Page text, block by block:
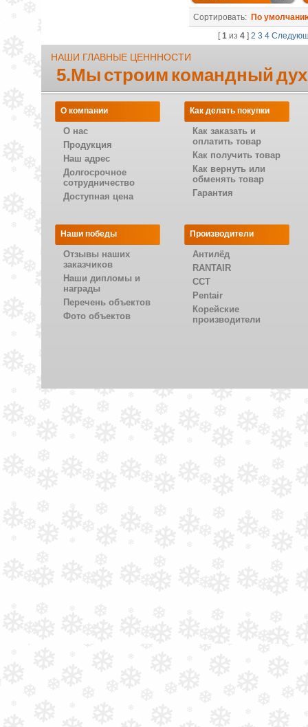
Сортировать: По
[1из 4] 2 3 4
НАШИ ГЛАВНЫЕ ЦЕНННОСТИ
5.Мы строим командный
О компании
О нас
Продукция
Наш адрес
Долгосрочное
сотрудничество
Доступная цена
Как делать покупки
Как заказать и
оплатить товар
Как получить товар
Как вернуть или
обменять товар
Гарантия
Наши победы
Отзывы наших
заказчиков
Наши дипломы и
награды
Перечень объектов
Фото объектов
Производители
Антилёд
RANTAIR
CCT
Pentair
Корейские
производители